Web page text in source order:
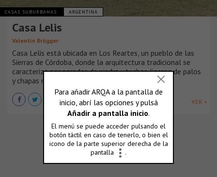
CASAS SUBURBANAS ARGENTINA
Casa Lelis
Valentín Brügger
Casa Lelis está ubicada en Los Reartes, un pueblo de las
Sierras de Córdoba, donde la arquitectura tradicional se
caracteriza por paredes de piedra y techos ligeros de palos
y chapas metálicas.
VER +